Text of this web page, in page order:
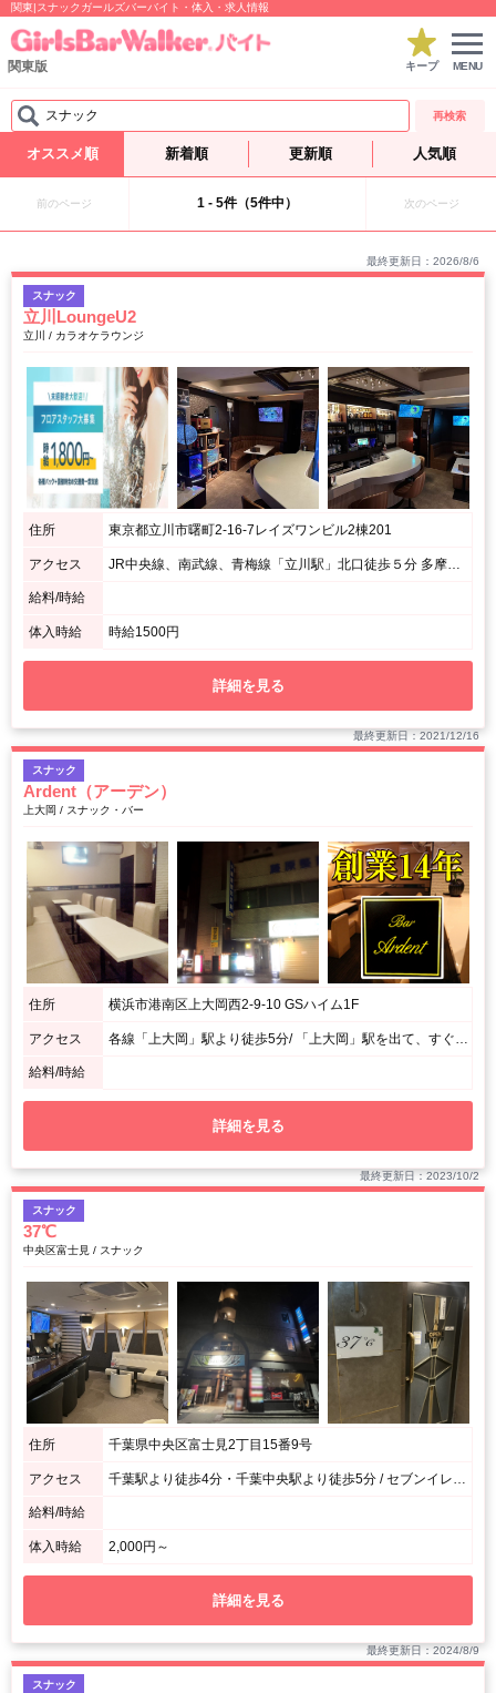
関東|スナックガールズバーバイト・体入・求人情報
関東版 キープ MENU
スナック 再検索
オススメ順 新着順 更新順 人気順
前のページ 1 - 5件（5件中） 次のページ
最終更新日：2026/8/6
スナック
立川LoungeU2
立川 / カラオケラウンジ
住所 東京都立川市曙町2-16-7レイズワンビル2棟201
アクセス JR中央線、南武線、青梅線「立川駅」北口徒歩５分 多摩モノレール「立川北」徒歩5分 / 立川駅北口無料案内所向かいの駐車場と隣接したビルの2階になります。
給料/時給
体入時給 時給1500円
詳細を見る
最終更新日：2021/12/16
スナック
Ardent（アーデン）
上大岡 / スナック・バー
住所 横浜市港南区上大岡西2-9-10 GSハイム1F
アクセス 各線「上大岡」駅より徒歩5分/ 「上大岡」駅を出て、すぐ前の鎌倉街道を大船方面に300メートルほど行き、セブンイレブンを過ぎて、サンクスの前の信号を渡った斜向かいのビルGSハイムの1階です♪
給料/時給
詳細を見る
最終更新日：2023/10/2
スナック
37℃
中央区富士見 / スナック
住所 千葉県中央区富士見2丁目15番9号
アクセス 千葉駅より徒歩4分・千葉中央駅より徒歩5分 / セブンイレブン 千葉富士見2丁目店の左の脇道を真っすぐ進み左手側
給料/時給
体入時給 2,000円～
詳細を見る
最終更新日：2024/8/9
スナック